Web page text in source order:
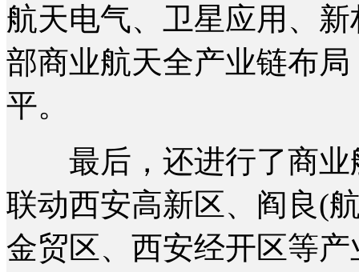
航天电气、卫星应用、
部商业航天全产业链布
平。
最后，还进行了商业
联动西安高新区、阎良(
金贸区、西安经开区等